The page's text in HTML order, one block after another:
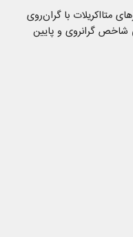
متااکریلات با گران‌روی
شاخص گرانروی و پایین